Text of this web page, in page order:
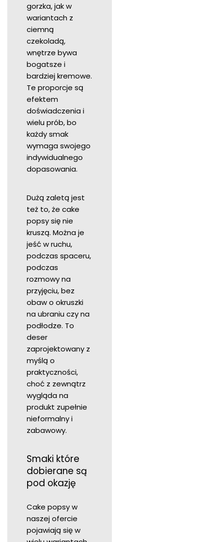
gorzka, jak w
wariantach z
ciemną
czekoladą,
wnętrze bywa
bogatsze i
bardziej kremowe.
Te proporcje są
efektem
doświadczenia i
wielu prób, bo
każdy smak
wymaga swojego
indywidualnego
dopasowania.
Dużą zaletą jest
też to, że cake
popsy się nie
kruszą. Można je
jeść w ruchu,
podczas spaceru,
podczas
rozmowy na
przyjęciu, bez
obaw o okruszki
na ubraniu czy na
podłodze. To
deser
zaprojektowany z
myślą o
praktyczności,
choć z zewnątrz
wygląda na
produkt zupełnie
nieformalny i
zabawowy.
Smaki które
dobierane są
pod okazję
Cake popsy w
naszej ofercie
pojawiają się w